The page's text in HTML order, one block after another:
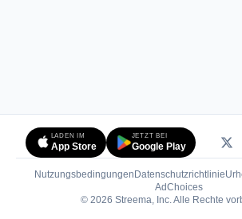
LADEN IM
App Store
JETZT BEI
Google Play
Nutzungsbedingungen Datenschutzrichtlinie
AdChoices(öffnet in
© 2026 Streema, Inc. Alle Rechte